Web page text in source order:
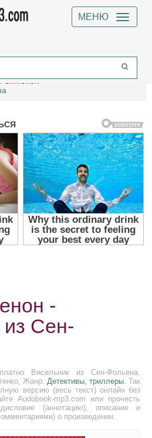
МЕНЮ
Сименон
-
из Сен-
Висельник из Сен-Фольена.
Жанр: Детективы, триллеры. Так
версию (весь текст) онлайн без
Audobook-mp3.com или прочесть
(аннотацию), описание и
о произведении.